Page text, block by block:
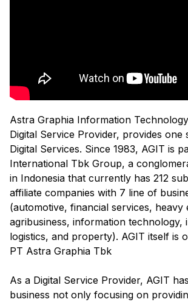
Astra Graphia Information
Digital Service Provider, provides
Digital Services. Since 1983, AGIT is
International Tbk Group, a
in Indonesia that currently has 212
affiliate companies with 7 line of
(automotive, financial services, heavy
agribusiness, information technology,
logistics, and property). AGIT itself is
PT Astra Graphia Tbk
As a Digital Service Provider, AGIT
business not only focusing on